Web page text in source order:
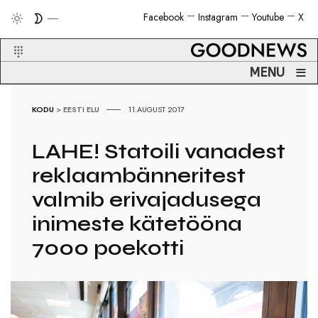
X
Youtube
Instagram
Facebook
MENU ≡
KODU >EESTI ELU 11.AUGUST 2017
LAHE! Statoili vanadest
reklaambänneritest
valmib erivajadusega
inimeste kätetööna
7000 poekotti